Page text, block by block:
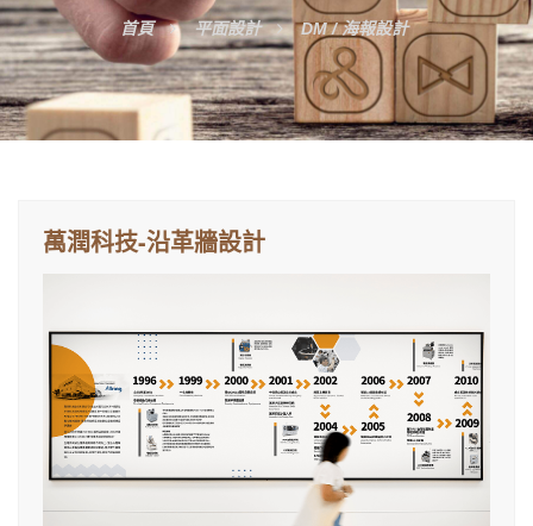
首頁 平面設計 DM / 海報設計
萬潤科技-沿革牆設計